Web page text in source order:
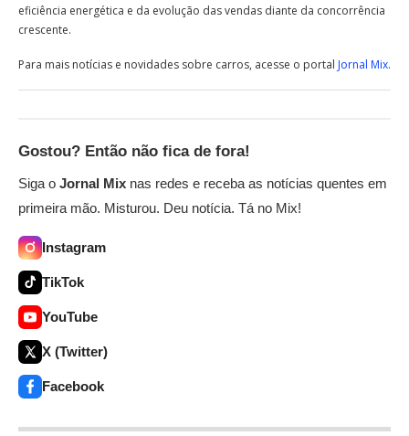
eficiência energética e da evolução das vendas diante da concorrência
crescente.
Para mais notícias e novidades sobre carros, acesse o portal Jornal Mix.
Gostou? Então não fica de fora!
Siga o Jornal Mix nas redes e receba as notícias quentes em
primeira mão. Misturou. Deu notícia. Tá no Mix!
Instagram
TikTok
YouTube
X (Twitter)
Facebook